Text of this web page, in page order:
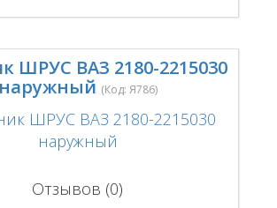
ШРУС ВАЗ 2180-2215030
наружный (Код: Я786)
Отзывов (0)